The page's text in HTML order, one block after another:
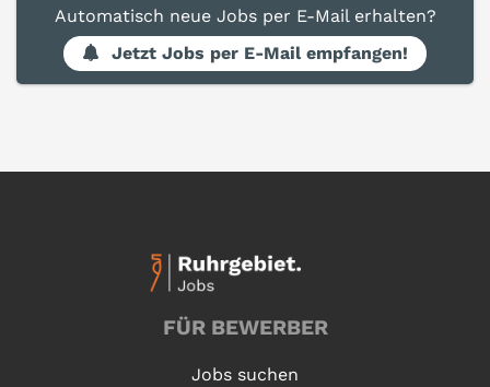
Automatisch neue Jobs per E-Mail erhalten?
Jetzt Jobs per E-Mail empfangen!
FÜR BEWERBER
Jobs suchen